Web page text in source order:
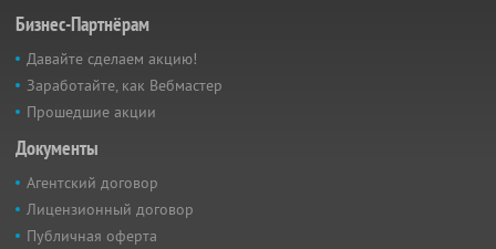
Бизнес-Партнёрам
Давайте сделаем акцию!
Заработайте, как Вебмастер
Прошедшие акции
Документы
Агентский договор
Лицензионный договор
Публичная оферта